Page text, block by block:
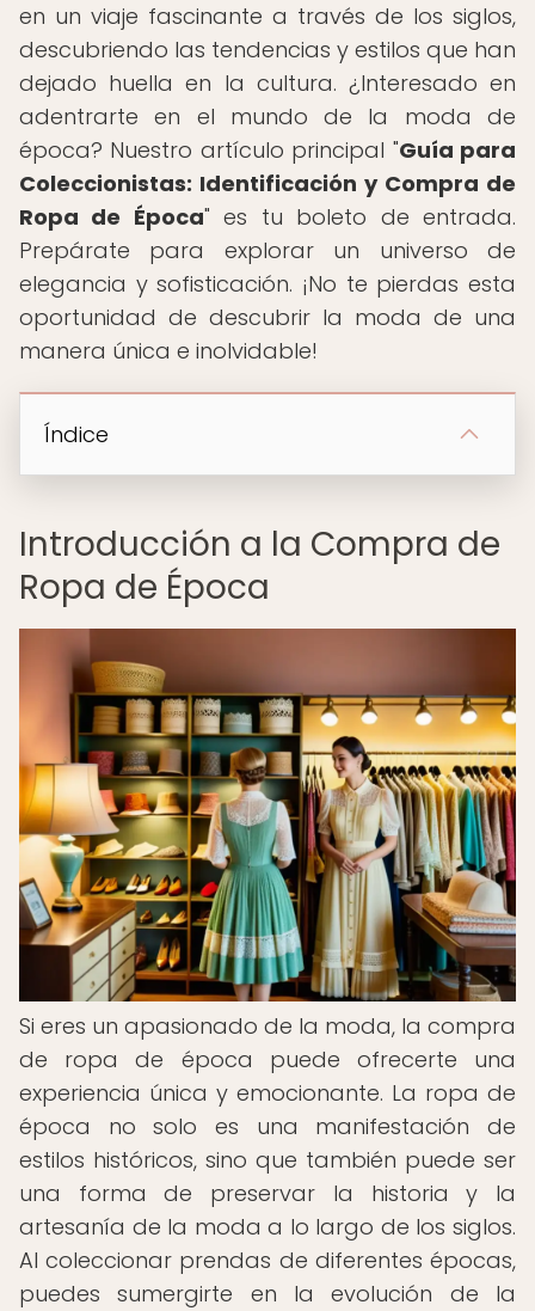
en un viaje fascinante a través de los siglos,
descubriendo las tendencias y estilos que han
dejado huella en la cultura. ¿Interesado en
adentrarte en el mundo de la moda de
época? Nuestro artículo principal "Guía para
Coleccionistas: Identificación y Compra de
Ropa de Época" es tu boleto de entrada.
Prepárate para explorar un universo de
elegancia y sofisticación. ¡No te pierdas esta
oportunidad de descubrir la moda de una
manera única e inolvidable!
Índice
Introducción a la Compra de
Ropa de Época
Si eres un apasionado de la moda, la compra
de ropa de época puede ofrecerte una
experiencia única y emocionante. La ropa de
época no solo es una manifestación de
estilos históricos, sino que también puede ser
una forma de preservar la historia y la
artesanía de la moda a lo largo de los siglos.
Al coleccionar prendas de diferentes épocas,
puedes sumergirte en la evolución de la